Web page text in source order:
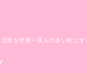
島を世界一美人の多い町にす